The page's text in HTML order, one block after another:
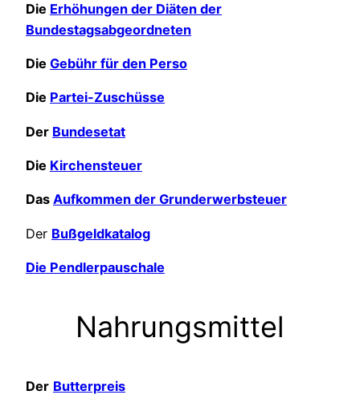
Die Erhöhungen der Diäten der
Bundestagsabgeordneten
Die Gebühr für den Perso
Die Partei-Zuschüsse
Der Bundesetat
Die Kirchensteuer
Das Aufkommen der Grunderwerbsteuer
Der Bußgeldkatalog
Die Pendlerpauschale
Nahrungsmittel
Der Butterpreis